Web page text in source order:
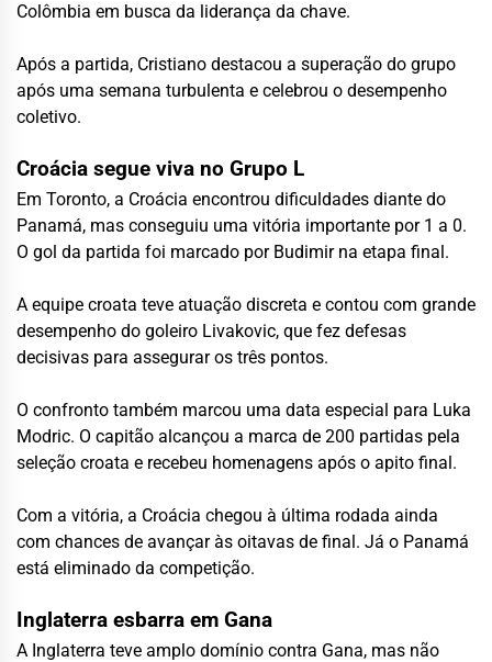
Colômbia em busca da liderança da chave.
Após a partida, Cristiano destacou a superação do grupo
após uma semana turbulenta e celebrou o desempenho
coletivo.
Croácia segue viva no Grupo L
Em Toronto, a Croácia encontrou dificuldades diante do
Panamá, mas conseguiu uma vitória importante por 1 a 0.
O gol da partida foi marcado por Budimir na etapa final.
A equipe croata teve atuação discreta e contou com grande
desempenho do goleiro Livakovic, que fez defesas
decisivas para assegurar os três pontos.
O confronto também marcou uma data especial para Luka
Modric. O capitão alcançou a marca de 200 partidas pela
seleção croata e recebeu homenagens após o apito final.
Com a vitória, a Croácia chegou à última rodada ainda
com chances de avançar às oitavas de final. Já o Panamá
está eliminado da competição.
Inglaterra esbarra em Gana
A Inglaterra teve amplo domínio contra Gana, mas não